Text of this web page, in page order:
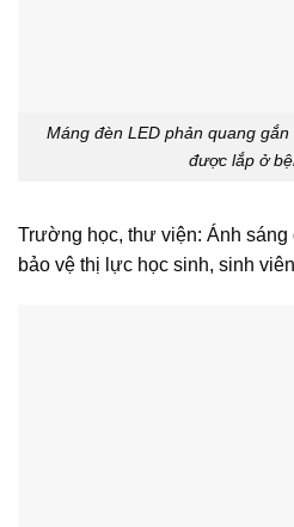
Máng đèn LED phản quang
được lắp ở
Trường học, thư viện: Ánh
bảo vệ thị lực học sinh, sinh